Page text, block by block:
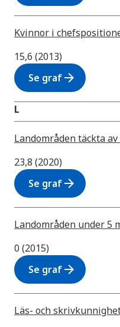
Kvinnor i
15,6 (2013)
Se grafarrow_forward
L
Landområden täckta av
23,8 (2020)
Se grafarrow_forward
Landområden under 5
0 (2015)
Se grafarrow_forward
Läs- och